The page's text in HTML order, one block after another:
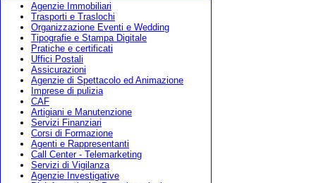
Agenzie Immobiliari
Trasporti e Traslochi
Organizzazione Eventi e Wedding
Tipografie e Stampa Digitale
Pratiche e certificati
Uffici Postali
Assicurazioni
Agenzie di Spettacolo ed Animazione
Imprese di pulizia
CAF
Artigiani e Manutenzione
Servizi Finanziari
Corsi di Formazione
Agenti e Rappresentanti
Call Center - Telemarketing
Servizi di Vigilanza
Agenzie Investigative